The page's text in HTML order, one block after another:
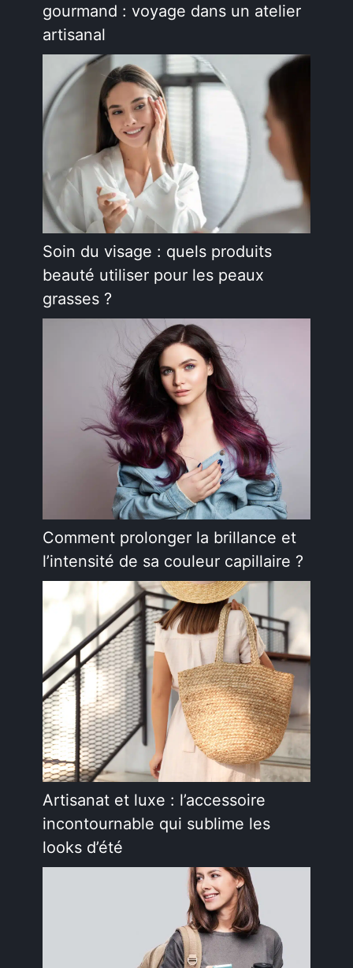
gourmand : voyage dans un atelier
artisanal
Soin du visage : quels produits
beauté utiliser pour les peaux
grasses ?
Comment prolonger la brillance et
l’intensité de sa couleur capillaire ?
Artisanat et luxe : l’accessoire
incontournable qui sublime les
looks d’été